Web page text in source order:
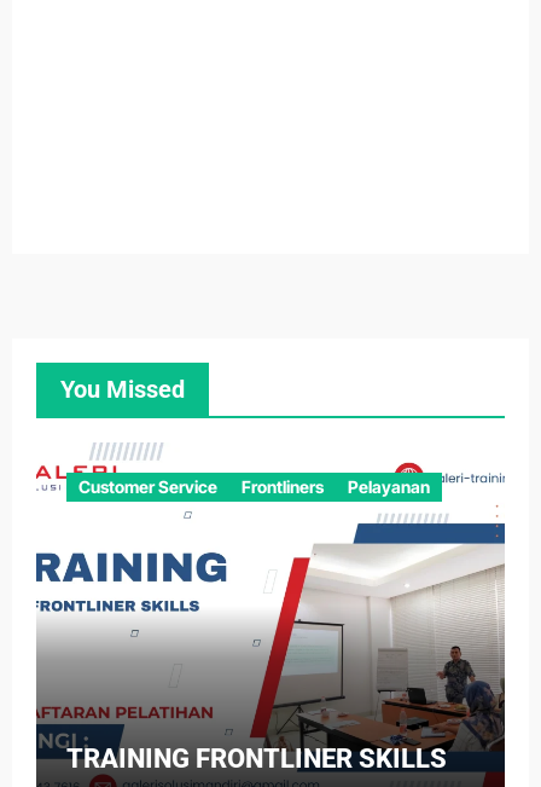
You Missed
Customer Service Frontliners Pelayanan
TRAINING FRONTLINER SKILLS